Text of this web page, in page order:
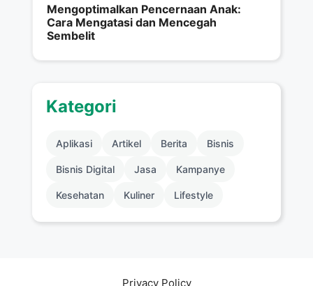
Mengoptimalkan Pencernaan Anak:
Cara Mengatasi dan Mencegah
Sembelit
Kategori
Aplikasi Artikel Berita Bisnis
Bisnis Digital Jasa Kampanye
Kesehatan Kuliner Lifestyle
Privacy Policy